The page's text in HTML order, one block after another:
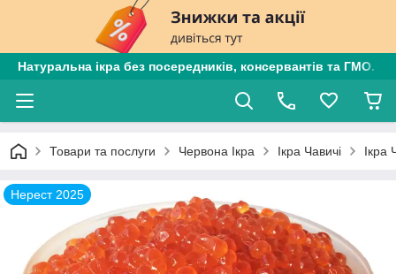
Натуральна ікра без посередників, консервантів та ГМО.
Товари та послуги Червона Ікра Ікра Чавичі Ікра
Нерест 2025